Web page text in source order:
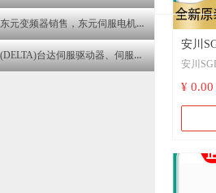
安川
用户
安川
手册下
¥ 0.00
东元变频器销售，东元伺服电机维修。东元伺服驱动器维修
(DELTA)台达伺服驱动器、伺服电机、变频器销售与售后咨询维修服务中心